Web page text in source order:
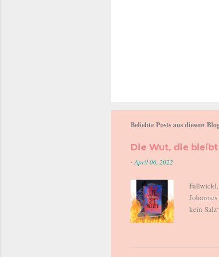
Beliebte Posts aus diesem
Die Wut, die bleibt
-April 06, 2022
kein
Helene